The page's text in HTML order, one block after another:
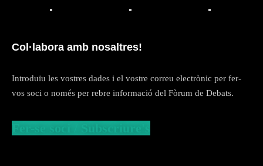
Col·labora amb nosaltres!
Introduïu les vostres dades i el vostre correu electrònic per fer-
vos soci o només per rebre informació del Fòrum de Debats.